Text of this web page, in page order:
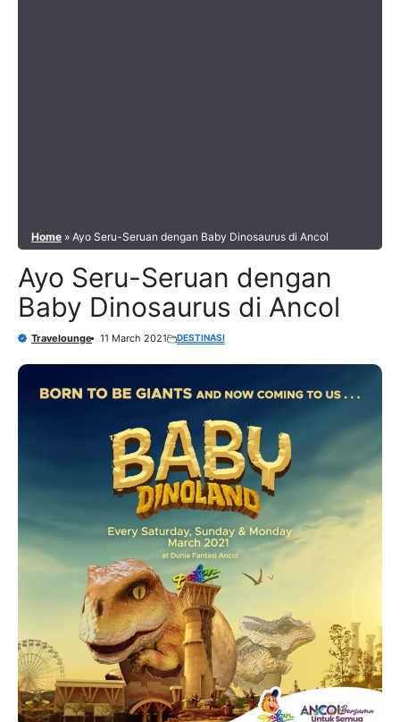
Home » Ayo Seru-Seruan dengan Baby Dinosaurus di Ancol
Ayo Seru-Seruan dengan
Baby Dinosaurus di Ancol
Travelounge 11 March 2021 DESTINASI